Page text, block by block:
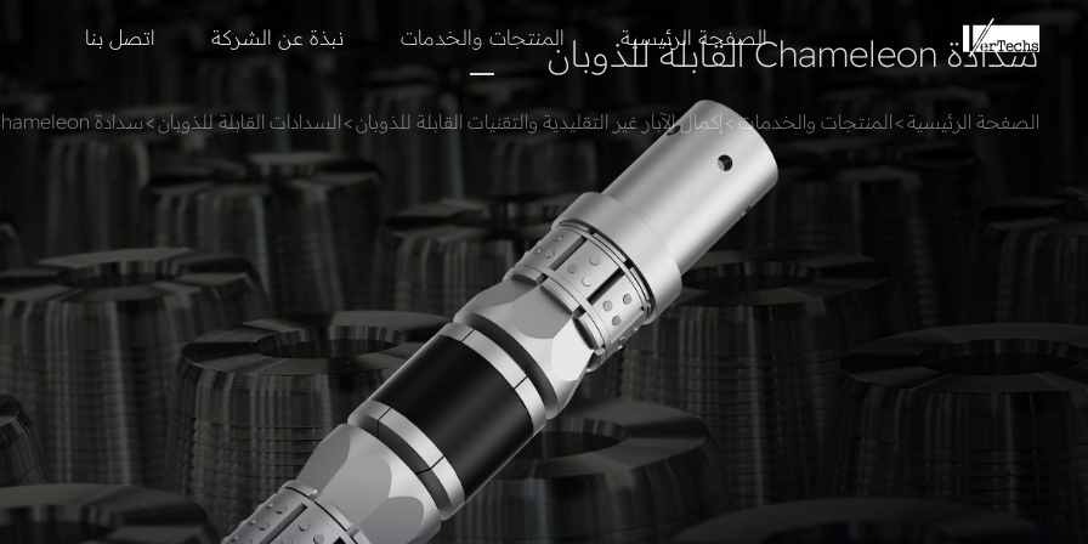
الصفحة الرئيسية المنتجات والخدمات نبذة عن الشركة اتصل بنا
الصفحة الرئيسية> المنتجات والخدمات> إكمال الآبار غير التقليدية والتقنيات القابلة للذوبان> السدادات القابلة للذوبان>سدادة Chameleon القابلة للذوبان
سدادة Chameleon القابلة للذوبان